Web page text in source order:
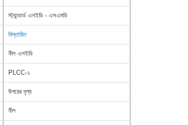
স্ট্যান্ডার্ড এলইডি - এসএমডি
বিস্তারিত
নীল এলইডি
PLCC-২
উপরের দৃশ্য
নীল